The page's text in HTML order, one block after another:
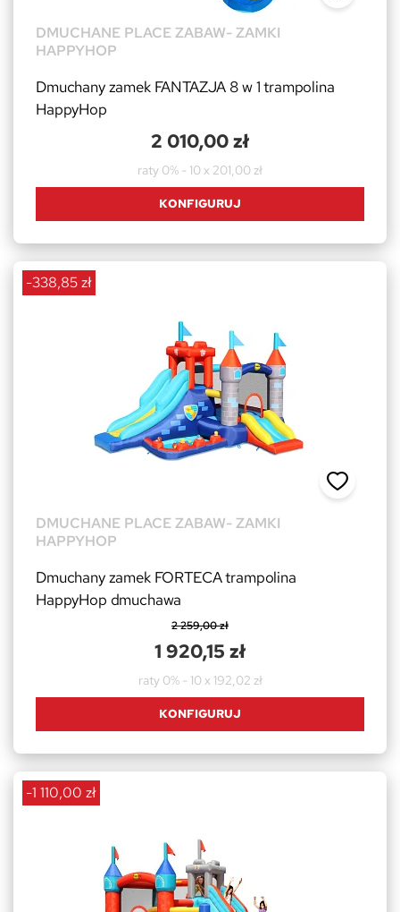
DMUCHANE PLACE ZABAW- ZAMKI
HAPPYHOP
Dmuchany zamek FANTAZJA 8 w 1 trampolina
HappyHop
2 010,00 zł
raty 0% - 10 x 201,00 zł
KONFIGURUJ
DMUCHANE PLACE ZABAW- ZAMKI
HAPPYHOP
Dmuchany zamek FORTECA trampolina
HappyHop dmuchawa
2 259,00 zł
1 920,15 zł
-338,85 zł
raty 0% - 10 x 192,02 zł
KONFIGURUJ
-1 110,00 zł